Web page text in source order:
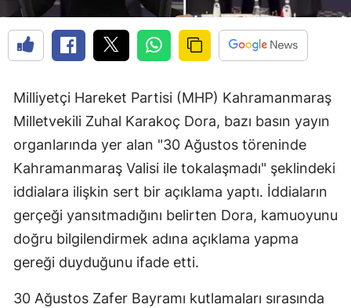
Milliyetçi Hareket Partisi (MHP) Kahramanmaraş
Milletvekili Zuhal Karakoç Dora, bazı basın yayın
organlarında yer alan "30 Ağustos töreninde
Kahramanmaraş Valisi ile tokalaşmadı" şeklindeki
iddialara ilişkin sert bir açıklama yaptı. İddiaların
gerçeği yansıtmadığını belirten Dora, kamuoyunu
doğru bilgilendirmek adına açıklama yapma
gereği duyduğunu ifade etti.
30 Ağustos Zafer Bayramı kutlamaları sırasında